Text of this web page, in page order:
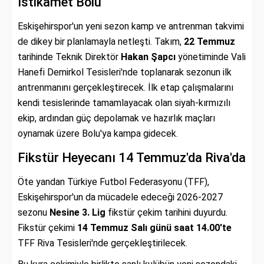
Eskişehirspor'un yeni sezon kamp ve antrenman takvimi
de dikey bir planlamayla netleşti. Takım, 22 Temmuz
tarihinde Teknik Direktör Hakan Şapcı yönetiminde Vali
Hanefi Demirkol Tesisleri'nde toplanarak sezonun ilk
antrenmanını gerçekleştirecek. İlk etap çalışmalarını
kendi tesislerinde tamamlayacak olan siyah-kırmızılı
ekip, ardından güç depolamak ve hazırlık maçları
oynamak üzere Bolu'ya kampa gidecek.
Fikstür Heyecanı 14 Temmuz'da Riva'da
Öte yandan Türkiye Futbol Federasyonu (TFF),
Eskişehirspor'un da mücadele edeceği 2026-2027
sezonu Nesine 3. Lig fikstür çekim tarihini duyurdu.
Fikstür çekimi 14 Temmuz Salı günü saat 14.00'te
TFF Riva Tesisleri'nde gerçekleştirilecek.